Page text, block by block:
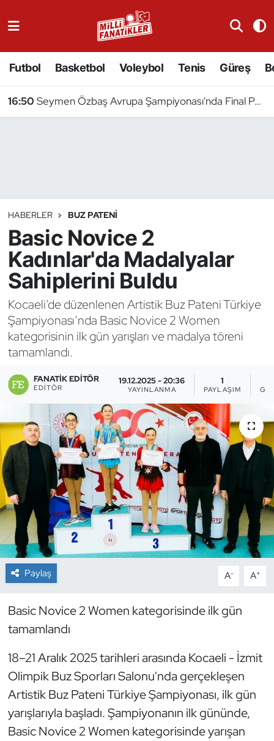
Futbol Basketbol Voleybol Tenis Güreş
16:50 Seymen Özbaş Avrupa Şampiyonası'nda Final Peşinde
HABERLER BUZ PATENI
Basic Novice 2
Kadınlar'da Madalyalar
Sahiplerini Buldu
Kocaeli’de düzenlenen Artistik Buz Pateni Türkiye
Şampiyonası’nda Basic Novice 2 Women
kategorisinin ilk gün yarışları ve madalya töreni
tamamlandı.
FANATIK EDITÖR
EDITÖR
19.12.2025 - 20:36
YAYINLANMA
1
PAYLAŞIM
Paylaş A- A+
Basic Novice 2 Women kategorisinde ilk gün
tamamlandı
18–21 Aralık 2025 tarihleri arasında Kocaeli - İzmit
Olimpik Buz Sporları Salonu'nda gerçekleşen
Artistik Buz Pateni Türkiye Şampiyonası, ilk gün
yarışlarıyla başladı. Şampiyonanın ilk gününde,
Basic Novice 2 Women kategorisinde yarışan
Badminton
Binicilik
Bisiklet
Bocce Bowling Dart
Boks
Briç
Buz Hokeyi
Buz Pateni
Çim Hokeyi
Cimnastik
Curling
Dağcılık
Dans Sporları
Dövüş Sanatı
Eskrim
Futbol
Futsal